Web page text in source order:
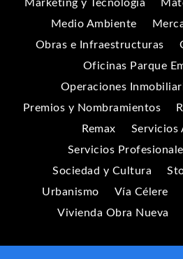
Marketing y Tecnología
Medio Ambiente
Obras e Infraestructuras
Oficinas Parque
Operaciones
Premios y Nombramientos
Remax
Servicios
Servicios
Sociedad y Cultura
Urbanismo
Vía Célere
Vivienda Obra Nueva